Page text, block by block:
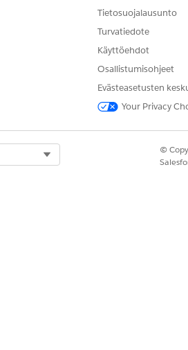
Et voi ottaa käyttöön
Kun olet luonut tarvittavat
vahvistuksen aikana prosessi
puuttuvat tai kartoittamattomat tiedot
Mitä käyttöskenaarioiden määritykset
Esimääritetyn personalisoinnin
Tietosuojalausunto
Turvatiedote
Käyttöehdot
Osallistumisohjeet
Evästeasetusten
Your Privacy
©